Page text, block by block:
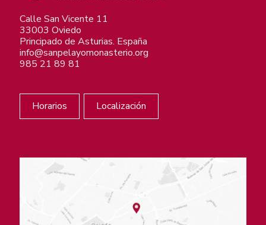
Calle San Vicente 11
33003 Oviedo
Principado de Asturias. España
info@sanpelayomonasterio.org
985 21 89 81
Horarios Localización